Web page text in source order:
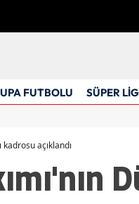
FUTBOLU SÜPER LİG
kadrosu açıklandı